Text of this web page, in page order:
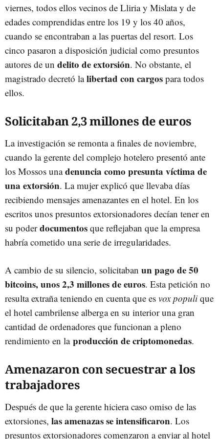
viernes, todos ellos vecinos de Lliria y Mislata y de
edades comprendidas entre los 19 y los 40 años,
cuando se encontraban a las puertas del resort. Los
cinco pasaron a disposición judicial como presuntos
autores de un delito de extorsión. No obstante, el
magistrado decretó lalibertad con cargos para todos
ellos.
Solicitaban 2,3 millones de euros
La investigación se remonta a finales de noviembre,
cuando la gerente del complejo hotelero presentó ante
los Mossos unadenuncia como presunta víctima de
una extorsión. La mujer explicó que llevaba días
recibiendo mensajes amenazantes en el hotel. En los
escritos unos presuntos extorsionadores decían tener en
su poderdocumentos que reflejaban que la empresa
habría cometido una serie de irregularidades.
A cambio de su silencio, solicitaban un pago de 50
bitcoins, unos 2,3 millones de euros. Esta petición no
resulta extraña teniendo en cuenta que es vox populi que
el hotel cambrilense alberga en su interior una gran
cantidad de ordenadores que funcionan a pleno
rendimiento en la producción de criptomonedas.
Amenazaron con secuestrar a los
trabajadores
Después de que la gerente hiciera caso omiso de las
extorsiones, las amenazas se intensificaron. Los
presuntos extorsionadores comenzaron a enviar al hotel